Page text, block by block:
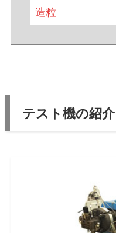
造粒
テスト機の紹介